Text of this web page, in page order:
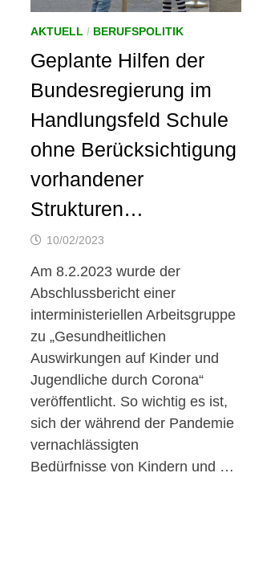
AKTUELL / BERUFSPOLITIK
Geplante Hilfen der
Bundesregierung im
Handlungsfeld Schule
ohne Berücksichtigung
vorhandener
Strukturen…
10/02/2023
Am 8.2.2023 wurde der
Abschlussbericht einer
interministeriellen Arbeitsgruppe
zu „Gesundheitlichen
Auswirkungen auf Kinder und
Jugendliche durch Corona“
veröffentlicht. So wichtig es ist,
sich der während der Pandemie
vernachlässigten
Bedürfnisse von Kindern und …